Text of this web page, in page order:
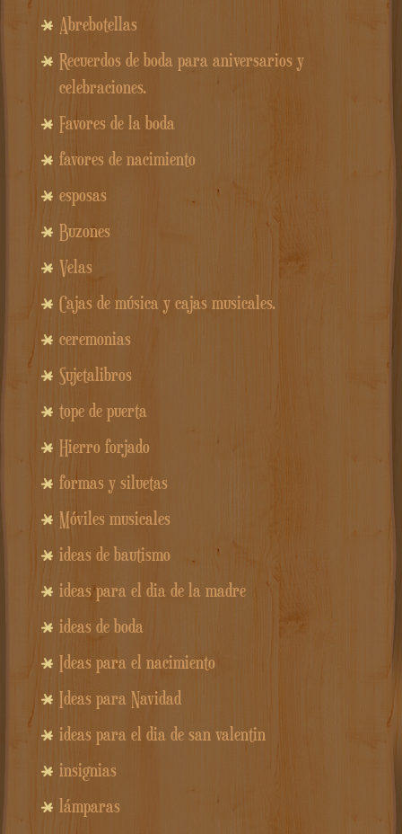
Abrebotellas
Recuerdos de boda para aniversarios y
celebraciones.
Favores de la boda
favores de nacimiento
esposas
Buzones
Velas
Cajas de música y cajas musicales.
ceremonias
Sujetalibros
tope de puerta
Hierro forjado
formas y siluetas
Móviles musicales
ideas de bautismo
ideas para el dia de la madre
ideas de boda
Ideas para el nacimiento
Ideas para Navidad
ideas para el dia de san valentin
insignias
lámparas